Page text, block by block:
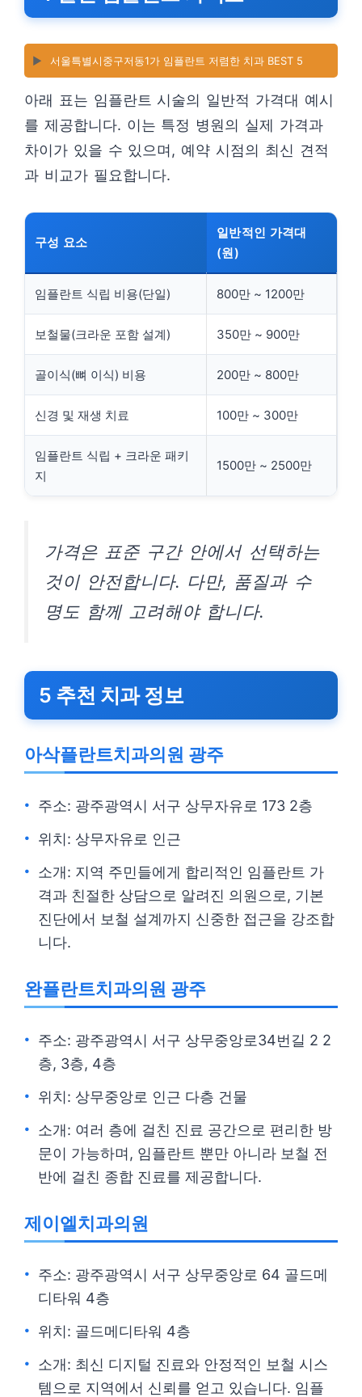
▶️ 서울특별시중구저동1가 임플란트 저렴한 치과 BEST 5
아래 표는 임플란트 시술의 일반적 가격대 예시
를 제공합니다. 이는 특정 병원의 실제 가격과
차이가 있을 수 있으며, 예약 시점의 최신 견적
과 비교가 필요합니다.
구성 요소
일반적인 가격대
(원)
임플란트 식립 비용(단일) 800만 ~ 1200만
보철물(크라운 포함 설계) 350만 ~ 900만
골이식(뼈 이식) 비용 200만 ~ 800만
신경 및 재생 치료 100만 ~ 300만
임플란트 식립 + 크라운 패키
지
1500만 ~ 2500만
가격은 표준 구간 안에서 선택하는
것이 안전합니다. 다만, 품질과 수
명도 함께 고려해야 합니다.
5 추천 치과 정보
아삭플란트치과의원 광주
주소: 광주광역시 서구 상무자유로 173 2층
위치: 상무자유로 인근
소개: 지역 주민들에게 합리적인 임플란트 가
격과 친절한 상담으로 알려진 의원으로, 기본
진단에서 보철 설계까지 신중한 접근을 강조합
니다.
완플란트치과의원 광주
주소: 광주광역시 서구 상무중앙로34번길 2 2
층, 3층, 4층
위치: 상무중앙로 인근 다층 건물
소개: 여러 층에 걸친 진료 공간으로 편리한 방
문이 가능하며, 임플란트 뿐만 아니라 보철 전
반에 걸친 종합 진료를 제공합니다.
제이엘치과의원
주소: 광주광역시 서구 상무중앙로 64 골드메
디타워 4층
위치: 골드메디타워 4층
소개: 최신 디지털 진료와 안정적인 보철 시스
템으로 지역에서 신뢰를 얻고 있습니다. 임플